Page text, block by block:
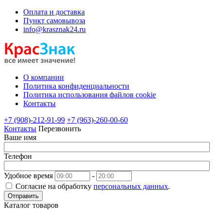
Оплата и доставка
Пункт самовывоза
info@krasznak24.ru
О компании
Политика конфиденциальности
Политика использования файлов cookie
Контакты
+7 (908)-212-91-99 +7 (963)-260-00-60
Контакты Перезвонить
Ваше имя
Телефон
Удобное время
-
Согласие на обработку персональных данных.
Отправить
Каталог товаров